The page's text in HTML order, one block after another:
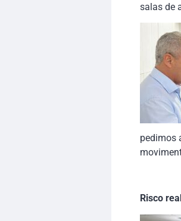
salas de
pedimos
Risco